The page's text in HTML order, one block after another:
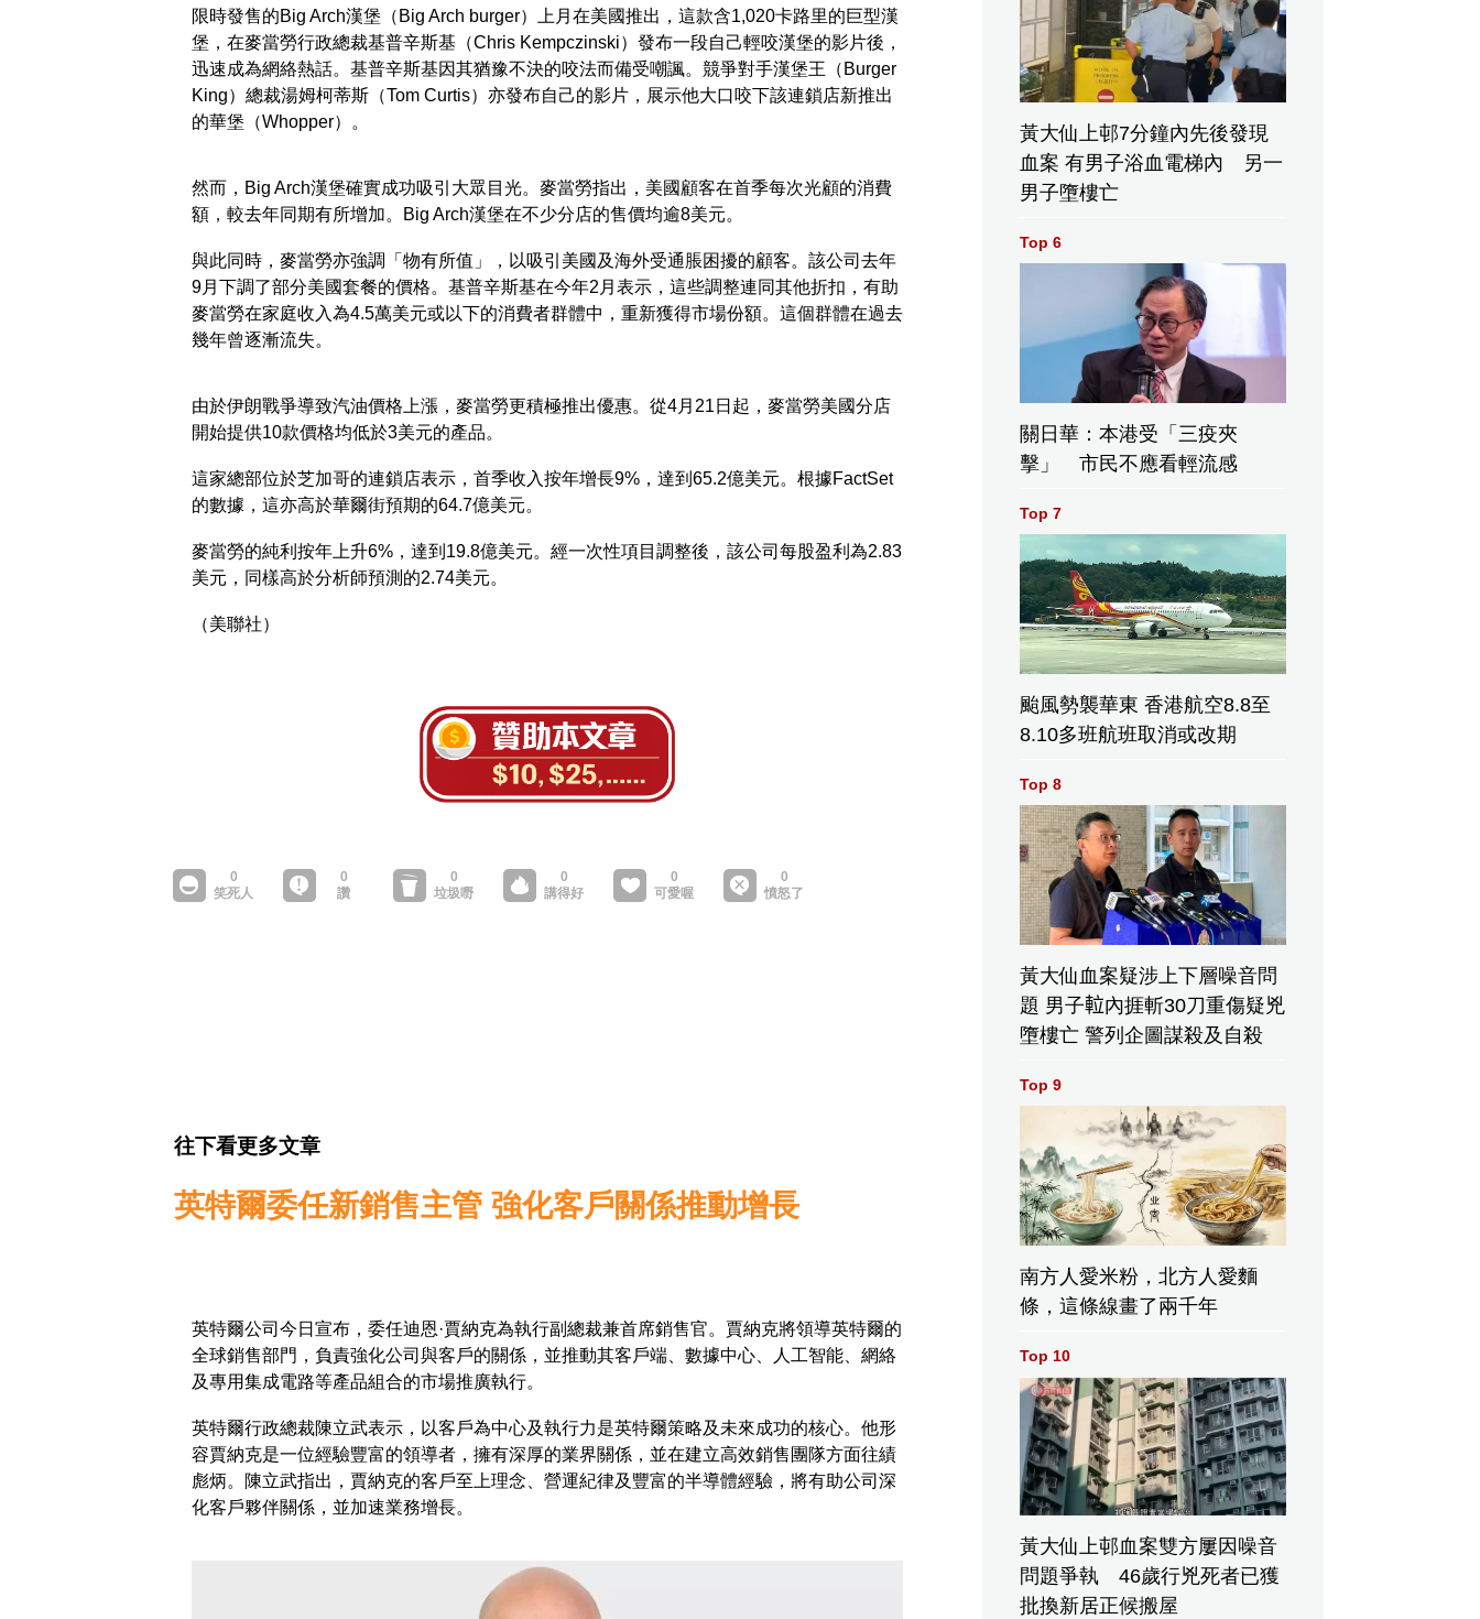
限時發售的Big Arch漢堡（Big Arch burger）上月在美國推出，這款含1,020卡路里的巨型漢
堡，在麥當勞行政總裁基普辛斯基（Chris Kempczinski）發布一段自己輕咬漢堡的影片後，
迅速成為網絡熱話。基普辛斯基因其猶豫不決的咬法而備受嘲諷。競爭對手漢堡王（Burger
King）總裁湯姆柯蒂斯（Tom Curtis）亦發布自己的影片，展示他大口咬下該連鎖店新推出
的華堡（Whopper）。
然而，Big Arch漢堡確實成功吸引大眾目光。麥當勞指出，美國顧客在首季每次光顧的消費
額，較去年同期有所增加。Big Arch漢堡在不少分店的售價均逾8美元。
與此同時，麥當勞亦強調「物有所值」，以吸引美國及海外受通脹困擾的顧客。該公司去年
9月下調了部分美國套餐的價格。基普辛斯基在今年2月表示，這些調整連同其他折扣，有助
麥當勞在家庭收入為4.5萬美元或以下的消費者群體中，重新獲得市場份額。這個群體在過去
幾年曾逐漸流失。
由於伊朗戰爭導致汽油價格上漲，麥當勞更積極推出優惠。從4月21日起，麥當勞美國分店
開始提供10款價格均低於3美元的產品。
這家總部位於芝加哥的連鎖店表示，首季收入按年增長9%，達到65.2億美元。根據FactSet
的數據，這亦高於華爾街預期的64.7億美元。
麥當勞的純利按年上升6%，達到19.8億美元。經一次性項目調整後，該公司每股盈利為2.83
美元，同樣高於分析師預測的2.74美元。
（美聯社）
往下看更多文章
英特爾委任新銷售主管 強化客戶關係推動增長
英特爾公司今日宣布，委任迪恩·賈納克為執行副總裁兼首席銷售官。賈納克將領導英特爾的
全球銷售部門，負責強化公司與客戶的關係，並推動其客戶端、數據中心、人工智能、網絡
及專用集成電路等產品組合的市場推廣執行。
英特爾行政總裁陳立武表示，以客戶為中心及執行力是英特爾策略及未來成功的核心。他形
容賈納克是一位經驗豐富的領導者，擁有深厚的業界關係，並在建立高效銷售團隊方面往績
彪炳。陳立武指出，賈納克的客戶至上理念、營運紀律及豐富的半導體經驗，將有助公司深
化客戶夥伴關係，並加速業務增長。
黃大仙上邨7分鐘內先後發現
血案 有男子浴血電梯內 另一
男子墮樓亡
Top 6
關日華：本港受「三疫夾
擊」 市民不應看輕流感
Top 7
颱風勢襲華東 香港航空8.8至
8.10多班航班取消或改期
Top 8
黃大仙血案疑涉上下層噪音問
題 男子𨋢內捱斬30刀重傷疑兇
墮樓亡 警列企圖謀殺及自殺
Top 9
南方人愛米粉，北方人愛麵
條，這條線畫了兩千年
Top 10
黃大仙上邨血案雙方屢因噪音
問題爭執 46歲行兇死者已獲
批換新居正候搬屋